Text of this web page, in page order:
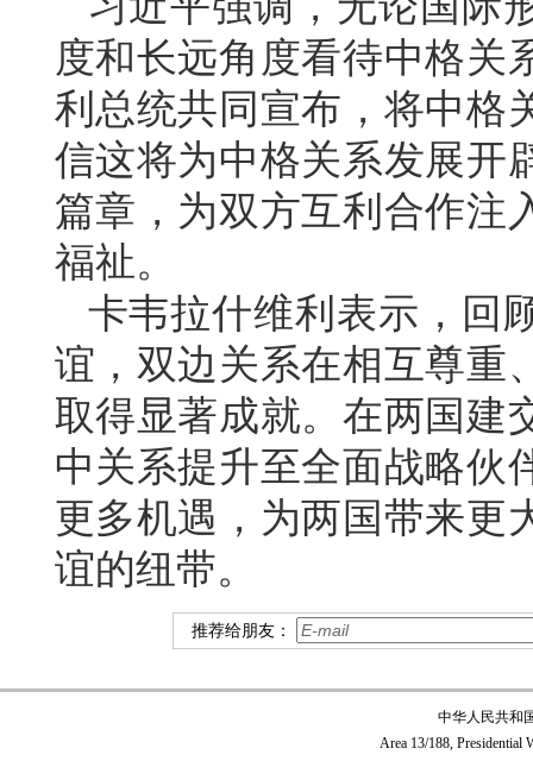
度和长远角度看待中格关
利总统共同宣布，将中格
信这将为中格关系发展开
篇章，为双方互利合作注
福祉。
卡韦拉什维利表示，回
谊，双边关系在相互尊重
取得显著成就。在两国建
中关系提升至全面战略伙
更多机遇，为两国带来更
谊的纽带。
推荐给朋友：
中华人民共和
Area 13/188, Presidential